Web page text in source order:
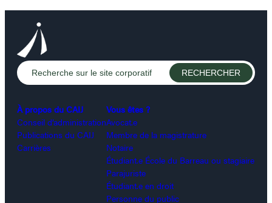
À propos du CAIJ
Conseil d’administration
Publications du CAIJ
Carrières
Vous êtes ?
Avocat.e
Membre de la magistrature
Notaire
Étudiant.e École du Barreau ou stagiaire
Parajuriste
Étudiant.e en droit
Personne du public